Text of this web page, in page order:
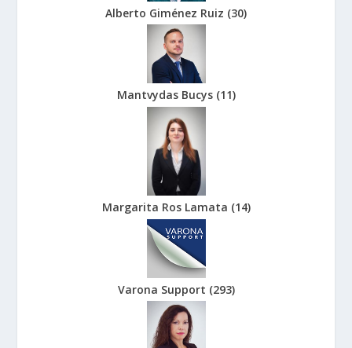
Alberto Giménez Ruiz (30)
Mantvydas Bucys (11)
Margarita Ros Lamata (14)
Varona Support (293)